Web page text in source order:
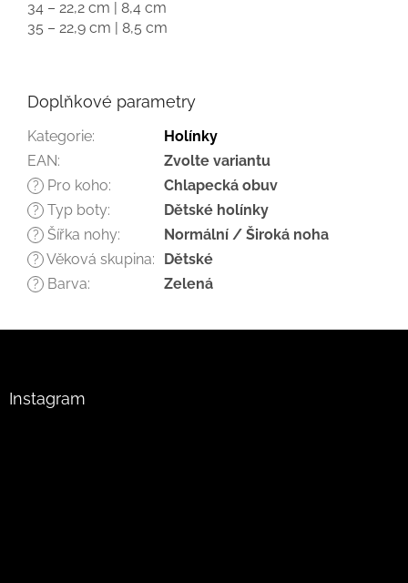
34 – 22,2 cm | 8,4 cm
35 – 22,9 cm | 8,5 cm
Doplňkové parametry
Kategorie:
Holínky
EAN: Zvolte variantu
? Pro koho: Chlapecká obuv
? Typ boty: Dětské holínky
? Šířka nohy: Normální / Široká noha
? Věková skupina: Dětské
? Barva: Zelená
Instagram